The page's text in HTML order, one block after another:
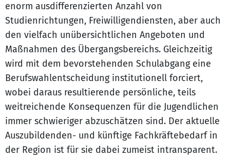
enorm ausdifferenzierten Anzahl von
Studienrichtungen, Freiwilligendiensten, aber auch
den vielfach unübersichtlichen Angeboten und
Maßnahmen des Übergangsbereichs. Gleichzeitig
wird mit dem bevorstehenden Schulabgang eine
Berufswahlentscheidung institutionell forciert,
wobei daraus resultierende persönliche, teils
weitreichende Konsequenzen für die Jugendlichen
immer schwieriger abzuschätzen sind. Der aktuelle
Auszubildenden- und künftige Fachkräftebedarf in
der Region ist für sie dabei zumeist intransparent.